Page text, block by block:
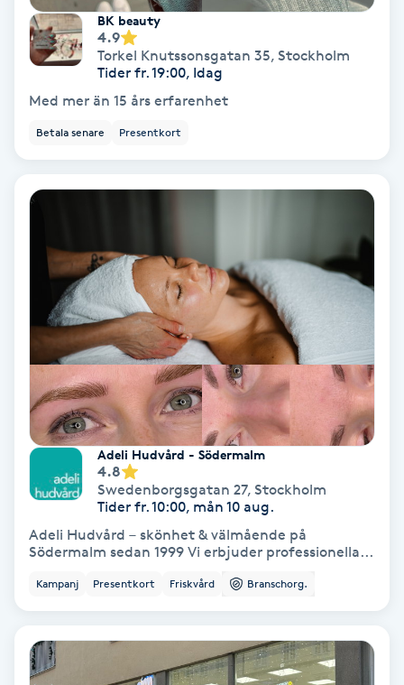
Sockring
Spa
Spa manikyr & pedikyr
Spa-manikyr
Spraytan
Stylist
Sugaring
Svensk massage
Svettbehandling
Tuina-massage
Taktil massage
Tandblekning
BK beauty
4.9
Torkel Knutssonsgatan 35, Stockholm
Tider fr. 19:00, Idag
Med mer än 15 års erfarenhet
Betala senare Presentkort
Adeli Hudvård - Södermalm
4.8
Swedenborgsgatan 27, Stockholm
Tider fr. 10:00, mån 10 aug.
Adeli Hudvård – skönhet & välmående på
Södermalm sedan 1999 Vi erbjuder professionella...
Kampanj Presentkort Friskvård Branschorg.